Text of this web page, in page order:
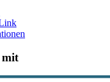
mit